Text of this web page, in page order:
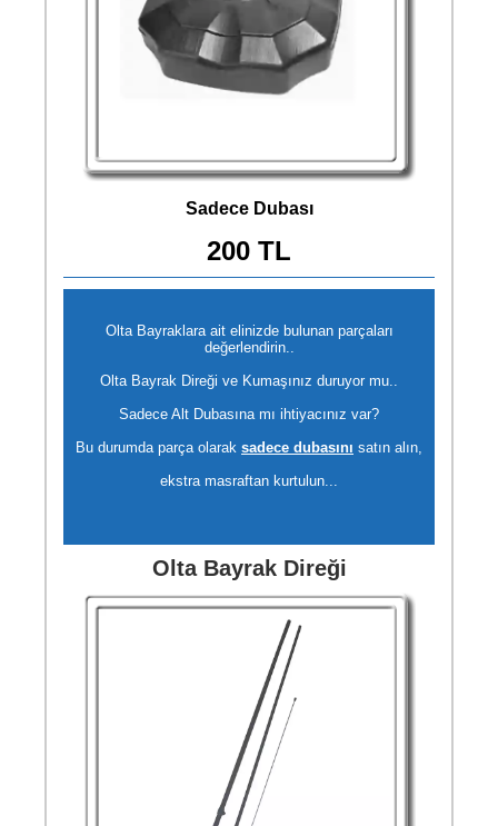
Sadece Dubası
200 TL
Olta Bayraklara ait elinizde bulunan parçaları
değerlendirin..
Olta Bayrak Direği ve Kumaşınız duruyor mu..
Sadece Alt Dubasına mı ihtiyacınız var?
Bu durumda parça olarak sadece dubasını satın alın,
ekstra masraftan kurtulun...
Olta Bayrak Direği